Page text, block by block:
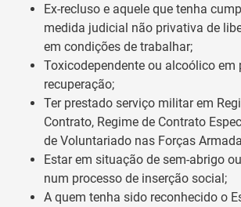
Ex-recluso e aquele que tenha
medida judicial não privativa de
em condições de trabalhar;
Toxicodependente ou alcoólico em
recuperação;
Ter prestado serviço militar em
Contrato, Regime de Contrato
de Voluntariado nas Forças
Estar em situação de sem-abrigo
num processo de inserção social;
A quem tenha sido reconhecido o